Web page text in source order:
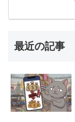
最近の記事